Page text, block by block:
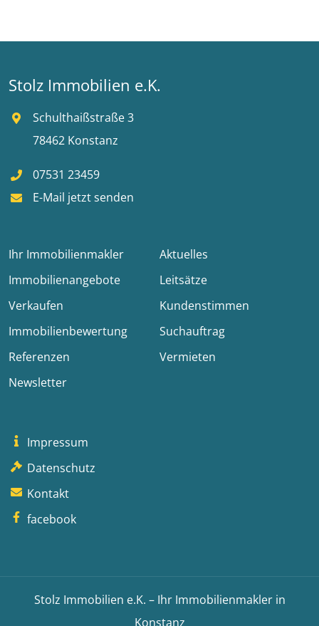
Stolz Immobilien e.K.
Schulthaißstraße 3
78462 Konstanz
07531 23459
E-Mail jetzt senden
Ihr Immobilienmakler
Aktuelles
Immobilienangebote
Leitsätze
Verkaufen
Kundenstimmen
Immobilienbewertung
Suchauftrag
Referenzen
Vermieten
Newsletter
Impressum
Datenschutz
Kontakt
facebook
Stolz Immobilien e.K. – Ihr Immobilienmakler in
Konstanz